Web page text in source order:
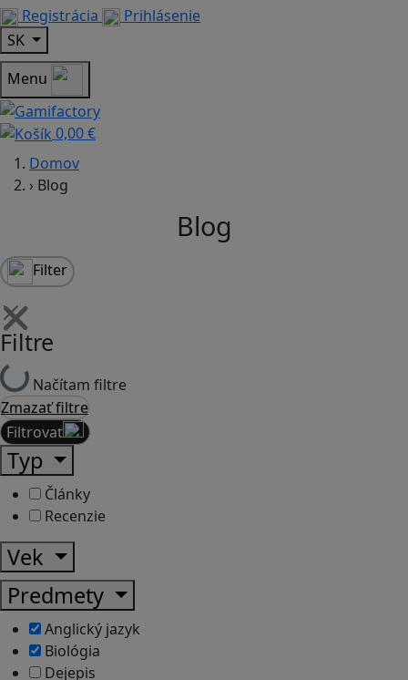
Registrácia
Prihlásenie
SK
Menu
0,00 €
Domov
› Blog
Blog
Filter
Filtre
Načítam filtre
Zmazať filtre
Filtrovať
Typ
Články
Recenzie
Vek
Predmety
Anglický jazyk
Biológia
Dejepis